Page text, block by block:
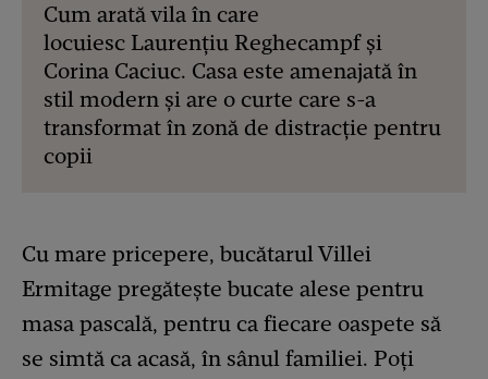
Cum arată vila în care
locuiesc Laurențiu Reghecampf și
Corina Caciuc. Casa este amenajată în
stil modern și are o curte care s-a
transformat în zonă de distracție pentru
copii
Cu mare pricepere, bucătarul Villei
Ermitage pregătește bucate alese pentru
masa pascală, pentru ca fiecare oaspete să
se simtă ca acasă, în sânul familiei. Poți